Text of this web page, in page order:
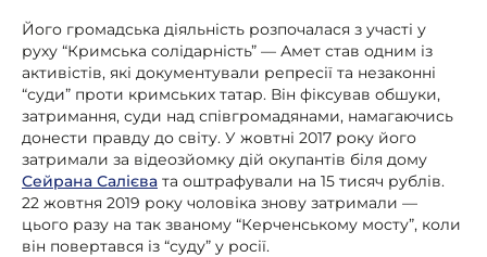
Його громадська діяльність розпочалася з участі у
руху “Кримська солідарність” — Амет став одним із
активістів, які документували репресії та незаконні
“суди” проти кримських татар. Він фіксував обшуки,
затримання, суди над співгромадянами, намагаючись
донести правду до світу. У жовтні 2017 року його
затримали за відеозйомку дій окупантів біля дому
Сейрана Салієва та оштрафували на 15 тисяч рублів.
22 жовтня 2019 року чоловіка знову затримали —
цього разу на так званому “Керченському мосту”, коли
він повертався із “суду” у росії.